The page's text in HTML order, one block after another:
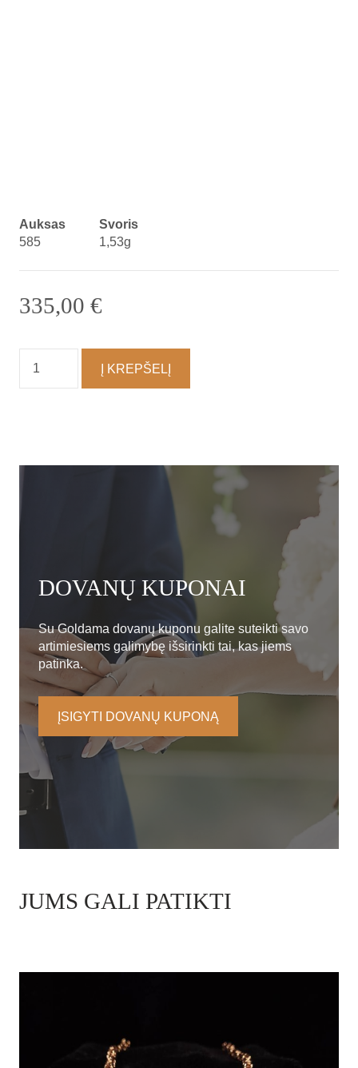
Auksas
585
Svoris
1,53g
335,00 €
kiekis:
Auskarai
Į KREPŠELĮ
DOVANŲ KUPONAI
Su Goldama dovanų kuponu galite suteikti savo
artimiesiems galimybę išsirinkti tai, kas jiems
patinka.
ĮSIGYTI DOVANŲ KUPONĄ
JUMS GALI PATIKTI